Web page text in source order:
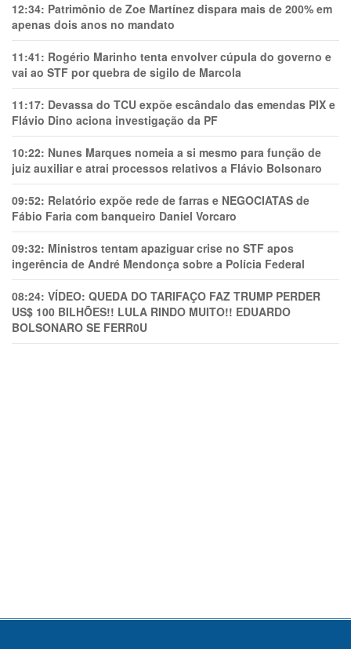
12:34: Patrimônio de Zoe Martínez dispara mais de 200% em
apenas dois anos no mandato
11:41: Rogério Marinho tenta envolver cúpula do governo e
vai ao STF por quebra de sigilo de Marcola
11:17: Devassa do TCU expõe escândalo das emendas PIX e
Flávio Dino aciona investigação da PF
10:22: Nunes Marques nomeia a si mesmo para função de
juiz auxiliar e atrai processos relativos a Flávio Bolsonaro
09:52: Relatório expõe rede de farras e NEGOCIATAS de
Fábio Faria com banqueiro Daniel Vorcaro
09:32: Ministros tentam apaziguar crise no STF apos
ingerência de André Mendonça sobre a Polícia Federal
08:24: VÍDEO: QUEDA DO TARIFAÇO FAZ TRUMP PERDER
US$ 100 BILHÕES!! LULA RINDO MUITO!! EDUARDO
BOLSONARO SE FERR0U